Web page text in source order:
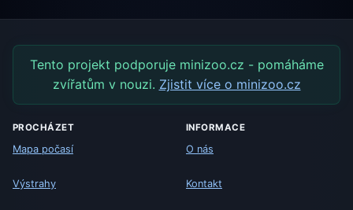
Tento projekt podporuje minizoo.cz - pomáháme
zvířatům v nouzi. Zjistit více o minizoo.cz
PROCHÁZET
Mapa počasí
Výstrahy
INFORMACE
O nás
Kontakt